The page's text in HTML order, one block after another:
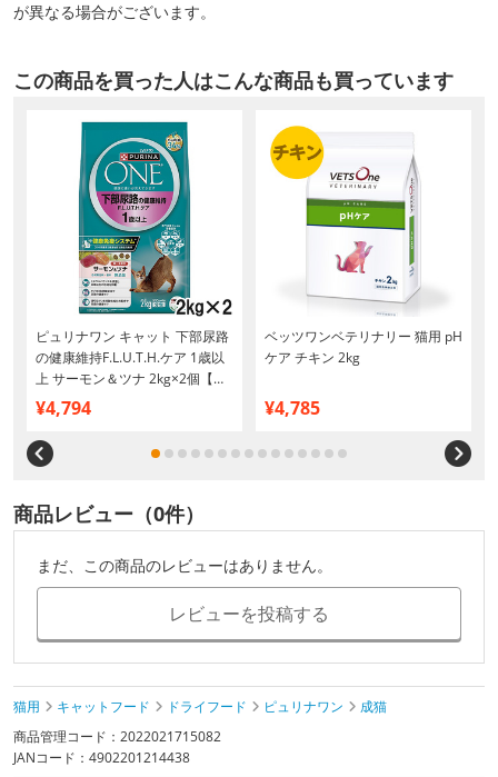
が異なる場合がございます。
この商品を買った人はこんな商品も買っています
ピュリナワン キャット 下部尿路
の健康維持F.L.U.T.H.ケア 1歳以
上 サーモン＆ツナ 2kg×2個【ま
とめ買い】
¥4,794
ベッツワンベテリナリー 猫用 pH
ケア チキン 2kg
¥4,785
商品レビュー（0件）
まだ、この商品のレビューはありません。
レビューを投稿する
猫用 キャットフード ドライフード ピュリナワン
成猫
商品管理コード：2022021715082
JANコード：4902201214438